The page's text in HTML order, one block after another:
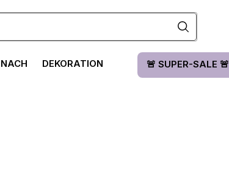
DEKORATION 🚨 SUPER-SALE 🚨